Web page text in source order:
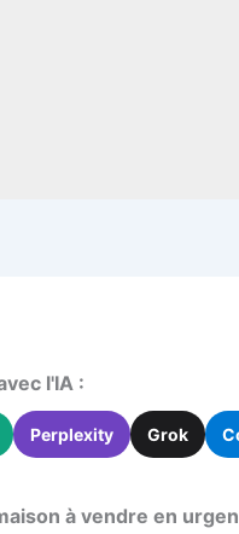
l'IA :
Perplexity Grok
à vendre en